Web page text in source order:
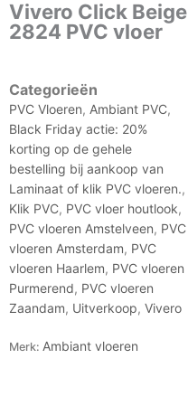
Vivero Click Beige
2824 PVC vloer
Categorieën
PVC Vloeren, Ambiant PVC,
Black Friday actie: 20%
korting op de gehele
bestelling bij aankoop van
Laminaat of klik PVC vloeren.,
Klik PVC, PVC vloer houtlook,
PVC vloeren Amstelveen, PVC
vloeren Amsterdam, PVC
vloeren Haarlem, PVC vloeren
Purmerend, PVC vloeren
Zaandam, Uitverkoop, Vivero
Merk: Ambiant vloeren